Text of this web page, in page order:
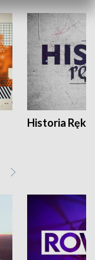
Historia Ręką